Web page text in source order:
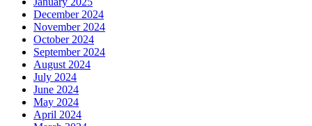
December 2024
November 2024
October 2024
September 2024
August 2024
July 2024
June 2024
May 2024
April 2024